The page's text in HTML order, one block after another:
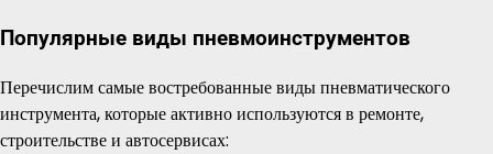
Популярные виды пневмоинструментов
Перечислим самые востребованные виды пневматического
инструмента, которые активно используются в ремонте,
строительстве и автосервисах: